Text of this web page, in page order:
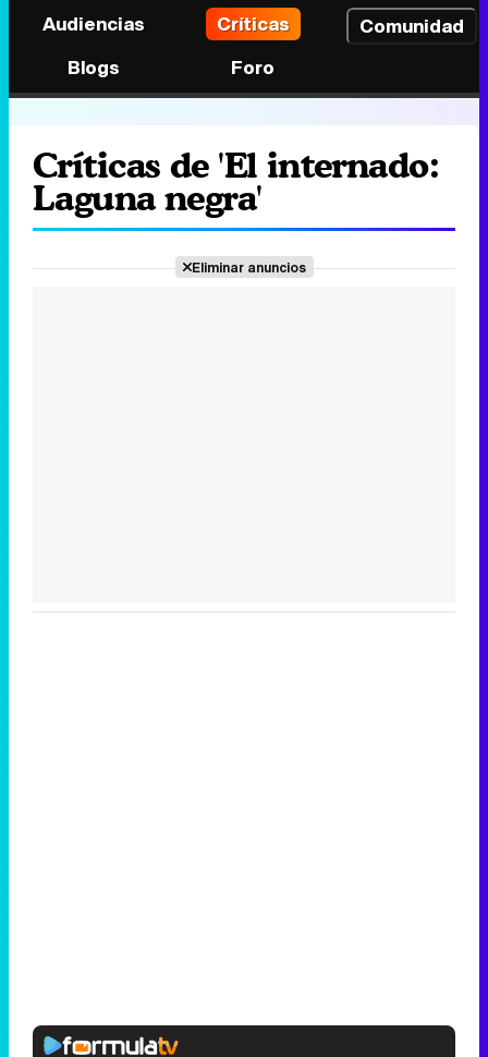
Audiencias
Críticas
Comunidad
Blogs
Foro
Críticas de 'El internado:
Laguna negra'
Eliminar anuncios